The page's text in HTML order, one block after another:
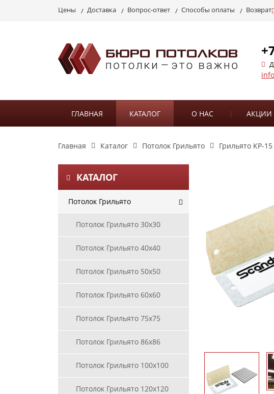
Цены Доставка Вопрос-ответ Способы оплаты Возврат
ГЛАВНАЯ КАТАЛОГ О НАС АКЦИИ
Главная Каталог Потолок Грильято Грильято КР-15
КАТАЛОГ
Потолок Грильято
Потолок Грильято 30х30
Потолок Грильято 40х40
Потолок Грильято 50х50
Потолок Грильято 60х60
Потолок Грильято 75х75
Потолок Грильято 86х86
Потолок Грильято 100х100
Потолок Грильято 120х120